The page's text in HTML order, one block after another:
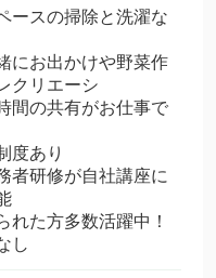
ースの掃除と洗濯な
にお出かけや野菜作
クリエーシ
間の共有がお仕事で
度あり
者研修が自社講座に
た方多数活躍中！
し